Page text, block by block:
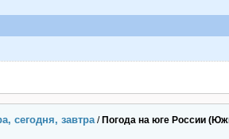
сегодня, завтра/ Погода на юге России